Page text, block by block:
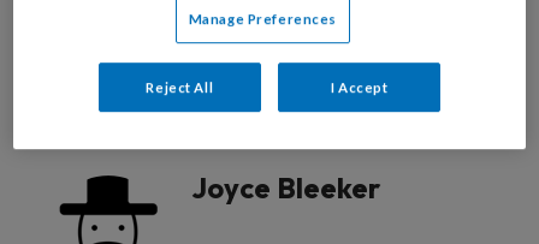
Reageer op dit artikel
kwaliteit van zorg thuiszorg
Joyce Bleeker
Manage Preferences
Reject All I Accept